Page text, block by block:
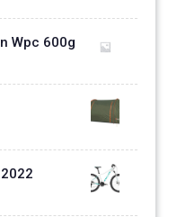
Wpc 600g